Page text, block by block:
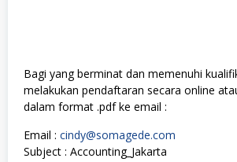
Bagi yang berminat dan memenuhi
melakukan pendaftaran secara online
dalam format .pdf ke email :
Email : cindy@somagede.com
Subject : Accounting_Jakarta